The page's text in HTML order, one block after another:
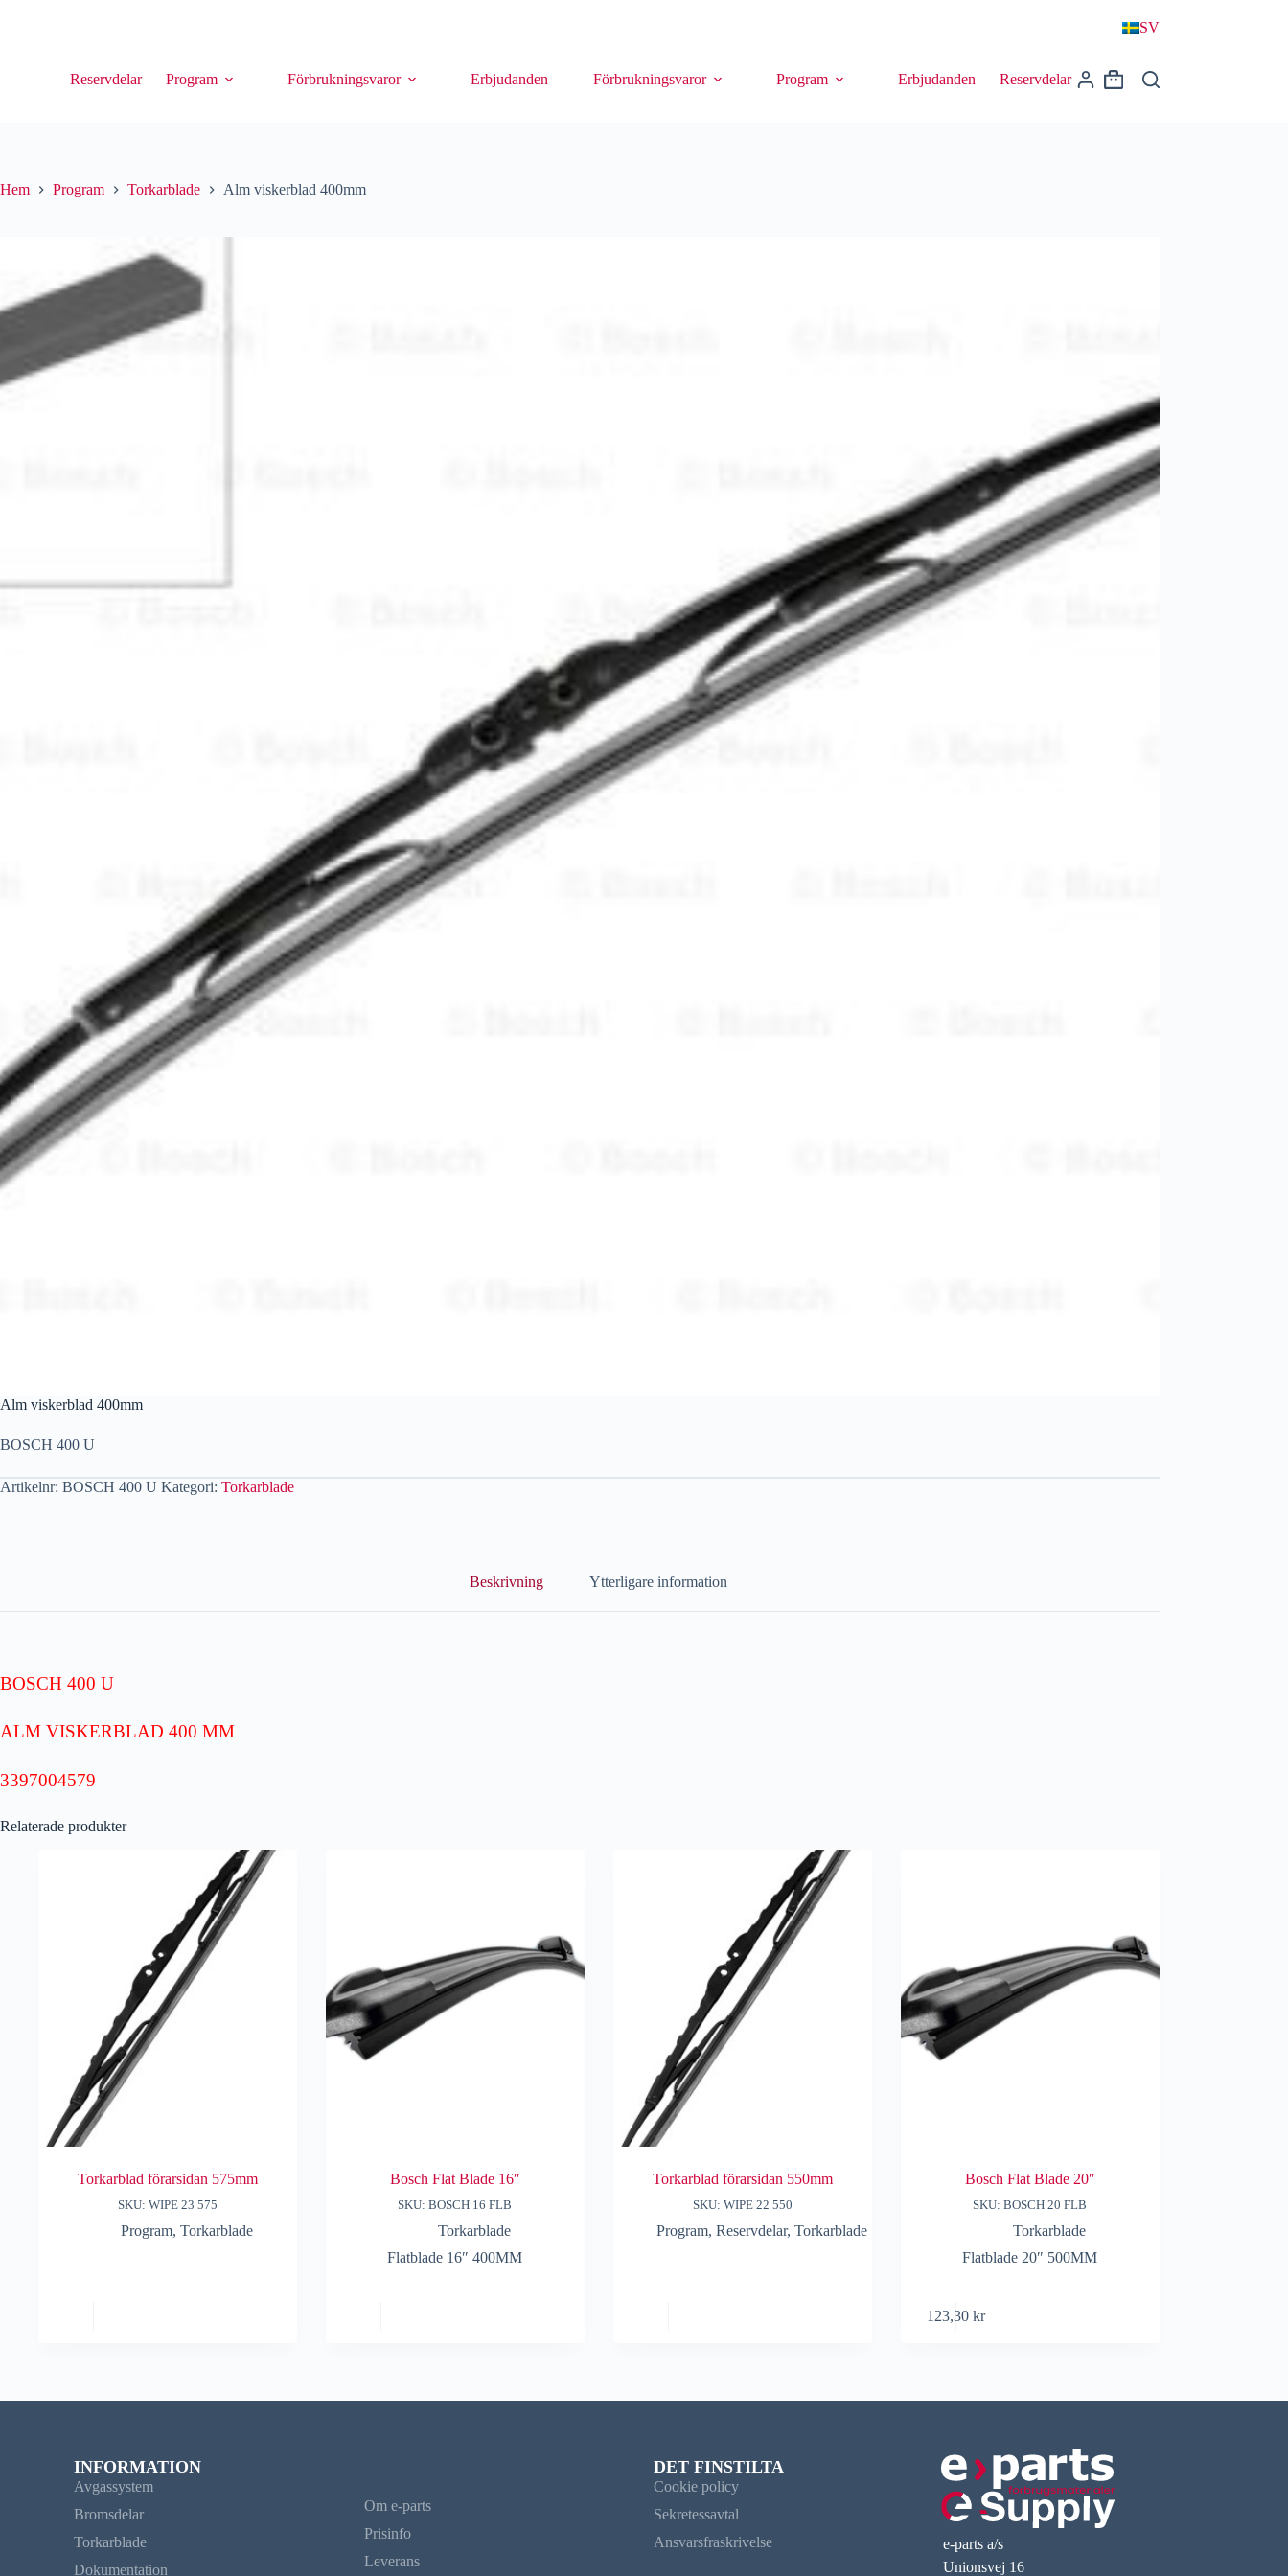
SV
Reservdelar Program Förbrukningsvaror Erbjudanden Förbrukningsvaror Program Erbjudanden Reservdelar
Hem Program Torkarblade Alm viskerblad 400mm
Alm viskerblad 400mm
BOSCH 400 U
Artikelnr: BOSCH 400 U Kategori: Torkarblade
Beskrivning Ytterligare information
BOSCH 400 U
ALM VISKERBLAD 400 MM
3397004579
Relaterade produkter
Torkarblad förarsidan 575mm
SKU: WIPE 23 575
Program, Torkarblade
Bosch Flat Blade 16″
SKU: BOSCH 16 FLB
Torkarblade
Flatblade 16″ 400MM
Torkarblad förarsidan 550mm
SKU: WIPE 22 550
Program, Reservdelar, Torkarblade
Bosch Flat Blade 20″
SKU: BOSCH 20 FLB
Torkarblade
Flatblade 20″ 500MM
123,30 kr
INFORMATION
Avgassystem
Bromsdelar
Torkarblade
Dokumentation
Om e-parts
Prisinfo
Leverans
DET FINSTILTA
Cookie policy
Sekretessavtal
Ansvarsfraskrivelse
e-parts a/s
Unionsvej 16